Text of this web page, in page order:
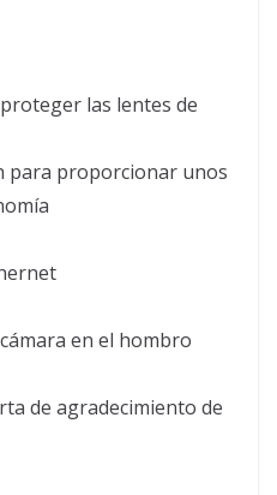
las lentes de
para proporcionar unos
en el hombro
de agradecimiento de